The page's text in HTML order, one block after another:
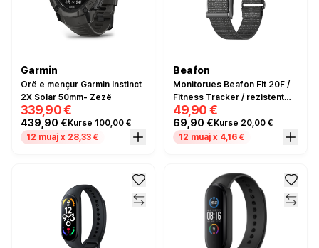
Garmin
Orë e mençur Garmin Instinct
2X Solar 50mm- Zezë
339,90 €
439,90 €Kurse 100,00 €
12 muaj x 28,33 €
Beafon
Monitorues Beafon Fit 20F /
Fitness Tracker / rezistent
ndaj ujit IP68 / Bluetooth /
Monitorim (SpO₂) – Zezë
49,90 €
69,90 €Kurse 20,00 €
12 muaj x 4,16 €